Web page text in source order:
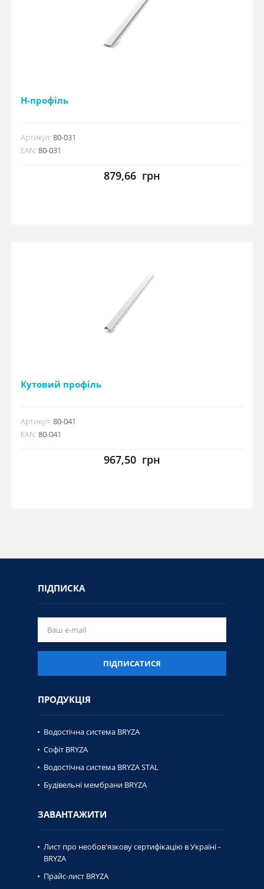
Н-профіль
Артикул: 80-031
EAN: 80-031
879,66 грн
Кутовий профіль
Артикул: 80-041
EAN: 80-041
967,50 грн
ПІДПИСКА
ПІДПИСАТИСЯ
ПРОДУКЦІЯ
Водостічна система BRYZA
Софіт BRYZA
Водостічна система BRYZA STAL
Будівельні мембрани BRYZA
ЗАВАНТАЖИТИ
Лист про необов'язкову сертифікацію в Україні -
BRYZA
Прайс-лист BRYZA